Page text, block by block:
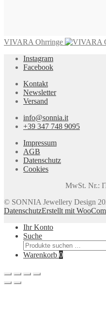
VIVARA Ohrringe
Instagram
Facebook
Kontakt
Newsletter
Versand
info@sonnia.it
+39 347 748 9095
Impressum
AGB
Datenschutz
Cookies
MwSt. Nr.:
© SONNIA Jewellery Design
DatenschutzErstellt mit
Ihr Konto
Suche
Suchen
nach:
Warenkorb 0